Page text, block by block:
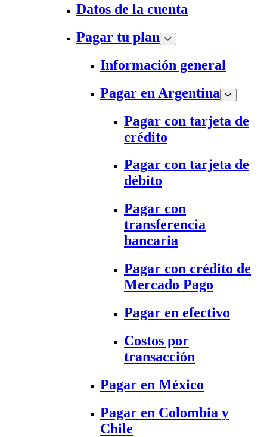
Datos de la cuenta
Pagar tu plan
Información general
Pagar en Argentina
Pagar con tarjeta de
crédito
Pagar con tarjeta de
débito
Pagar con
transferencia
bancaria
Pagar con crédito de
Mercado Pago
Pagar en efectivo
Costos por
transacción
Pagar en México
Pagar en Colombia y
Chile